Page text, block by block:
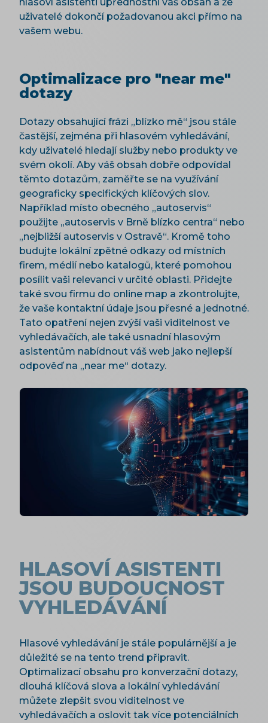
uživatelé dokončí požadovanou akci přímo na
vašem webu.
Optimalizace pro "near me"
dotazy
Dotazy obsahující frázi „blízko mě“ jsou stále
častější, zejména při hlasovém vyhledávání,
kdy uživatelé hledají služby nebo produkty ve
svém okolí. Aby váš obsah dobře odpovídal
těmto dotazům, zaměřte se na využívání
geograficky specifických klíčových slov.
Například místo obecného „autoservis“
použijte „autoservis v Brně blízko centra“ nebo
„nejbližší autoservis v Ostravě“. Kromě toho
budujte lokální zpětné odkazy od místních
firem, médií nebo katalogů, které pomohou
posílit vaši relevanci v určité oblasti. Přidejte
také svou firmu do online map a zkontrolujte,
že vaše kontaktní údaje jsou přesné a jednotné.
Tato opatření nejen zvýší vaši viditelnost ve
vyhledávačích, ale také usnadní hlasovým
asistentům nabídnout váš web jako nejlepší
odpověď na „near me“ dotazy.
HLASOVÍ ASISTENTI
JSOU BUDOUCNOST
VYHLEDÁVÁNÍ
Hlasové vyhledávání je stále populárnější a je
důležité se na tento trend připravit.
Optimalizací obsahu pro konverzační dotazy,
dlouhá klíčová slova a lokální vyhledávání
můžete zlepšit svou viditelnost ve
vyhledávačích a oslovit tak více potenciálních